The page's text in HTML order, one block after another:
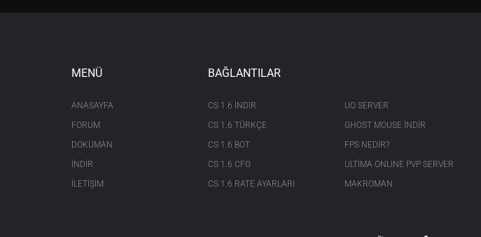
MENÜ
ANASAYFA
FORUM
DOKÜMAN
İNDİR
İLETİŞİM
BAĞLANTILAR
CS 1.6 INDIR
CS 1.6 TÜRKÇE
CS 1.6 BOT
CS 1.6 CFG
CS 1.6 RATE AYARLARI
UO SERVER
GHOST MOUSE INDIR
FPS NEDIR?
ULTIMA ONLINE PVP SERVER
MAKROMAN